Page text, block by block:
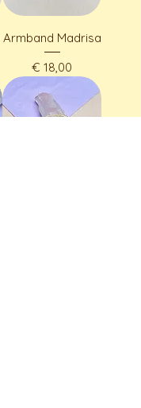
Armband Madrisa
Preis
€ 18,00